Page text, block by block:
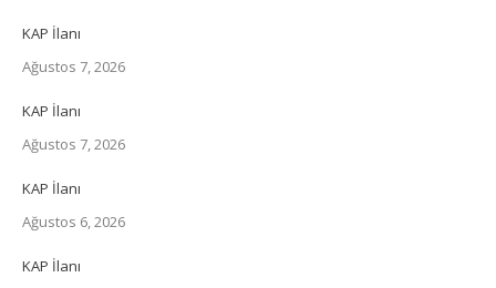
KAP İlanı
Ağustos 7, 2026
KAP İlanı
Ağustos 7, 2026
KAP İlanı
Ağustos 6, 2026
KAP İlanı